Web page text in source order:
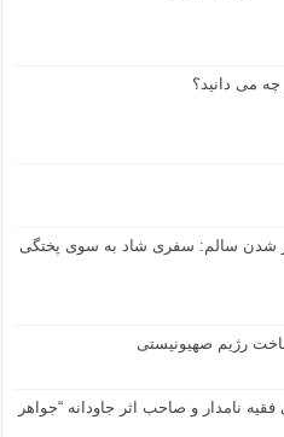
چه می دانید؟
شدن سالم: سفری شاد به سوی پختگی
نامدار و صاحب اثر جاودانه “جواهر